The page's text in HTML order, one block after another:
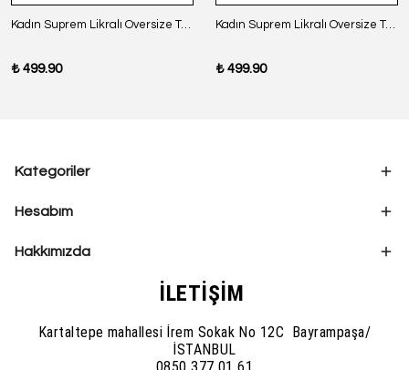
Kadın Suprem Likralı Oversize T-Shirt - SİYAH
₺ 499.90
Kadın Suprem Likralı Oversize T-Shirt - BORDO
₺ 499.90
Kategoriler
Hesabım
Hakkımızda
İLETİŞİM
Kartaltepe mahallesi İrem Sokak No 12C Bayrampaşa/
İSTANBUL